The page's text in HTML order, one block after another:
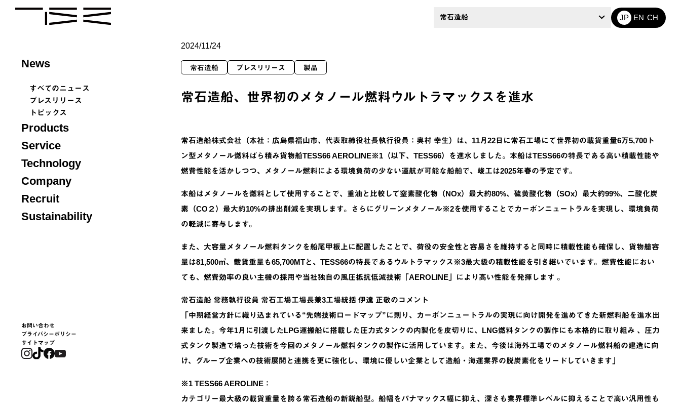
常石造船 JP EN CH
News
すべてのニュース
プレスリリース
トピックス
Products
Service
Technology
Company
Recruit
Sustainability
お問い合わせ
プライバシーポリシー
サイトマップ
2024/11/24
常石造船 プレスリリース 製品
常石造船、世界初のメタノール燃料ウルトラマックスを進水
常石造船株式会社（本社：広島県福山市、代表取締役社長執行役員：奥村 幸生）は、11月22日に常石工場にて世界初の載貨重量6万5,700ト
ン型メタノール燃料ばら積み貨物船TESS66 AEROLINE※1（以下、TESS66）を進水しました。本船はTESS66の特長である高い積載性能や
燃費性能を活かしつつ、メタノール燃料による環境負荷の少ない運航が可能な船舶で、竣工は2025年春の予定です。
本船はメタノールを燃料として使用することで、重油と比較して窒素酸化物（NOx）最大約80%、硫黄酸化物（SOx）最大約99%、二酸化炭
素（CO２）最大約10%の排出削減を実現します。さらにグリーンメタノール※2を使用することでカーボンニュートラルを実現し、環境負荷
の軽減に寄与します。
また、大容量メタノール燃料タンクを船尾甲板上に配置したことで、荷役の安全性と容易さを維持すると同時に積載性能も確保し、貨物艙容
量は81,500㎥、載貨重量も65,700MTと、TESS66の特長であるウルトラマックス※3最大級の積載性能を引き継いでいます。燃費性能におい
ても、燃費効率の良い主機の採用や当社独自の風圧抵抗低減技術「AEROLINE」により高い性能を発揮します 。
常石造船 常務執行役員 常石工場工場長兼3工場統括 伊達 正敬のコメント
「中期経営方針に織り込まれている“先端技術ロードマップ”に則り、カーボンニュートラルの実現に向け開発を進めてきた新燃料船を進水出
来ました。今年1月に引渡したLPG運搬船に搭載した圧力式タンクの内製化を皮切りに、LNG燃料タンクの製作にも本格的に取り組み 、圧力
式タンク製造で培った技術を今回のメタノール燃料タンクの製作に活用しています。また、今後は海外工場でのメタノール燃料船の建造に向
け、グループ企業への技術展開と連携を更に強化し、環境に優しい企業として造船・海運業界の脱炭素化をリードしていきます」
※1 TESS66 AEROLINE：
カテゴリー最大級の載貨重量を誇る常石造船の新鋭船型。船幅をパナマックス幅に抑え、深さも業界標準レベルに抑えることで高い汎用性も